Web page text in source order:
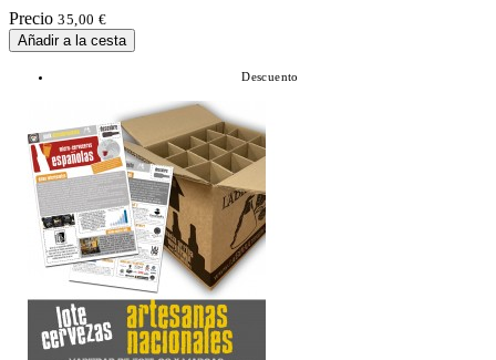
Precio 35,00 €
Añadir a la cesta
Descuento